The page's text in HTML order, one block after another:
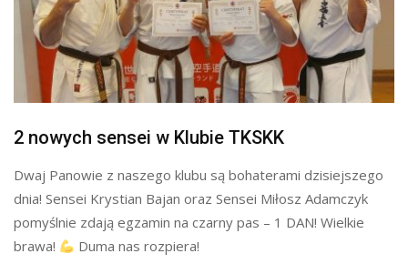
2 nowych sensei w Klubie TKSKK
Dwaj Panowie z naszego klubu są bohaterami dzisiejszego
dnia! Sensei Krystian Bajan oraz Sensei Miłosz Adamczyk
pomyślnie zdają egzamin na czarny pas – 1 DAN! Wielkie
brawa!
Duma nas rozpiera!